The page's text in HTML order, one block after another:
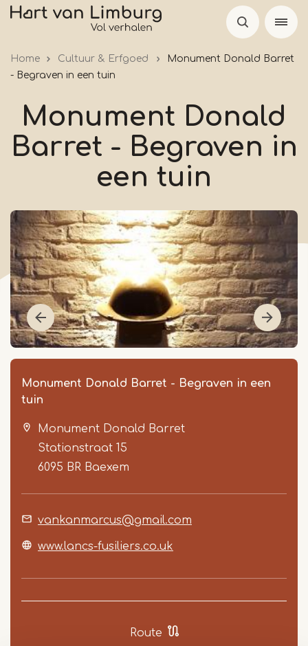
Overslaan
gaan
Home Cultuur & Erfgoed
Monument Donald Barret
- Begraven in een tuin
Monument Donald
Barret - Begraven in
een tuin
Monument Donald Barret - Begraven in een
tuin
Monument Donald Barret
Stationstraat 15
6095 BR Baexem
vankanmarcus@gmail.com
www.lancs-fusiliers.co.uk
Route